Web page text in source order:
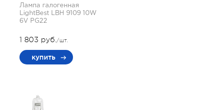
Лампа галогенная
LightBest LBH 9109 10W
6V PG22
1 803 руб./шт.
купить